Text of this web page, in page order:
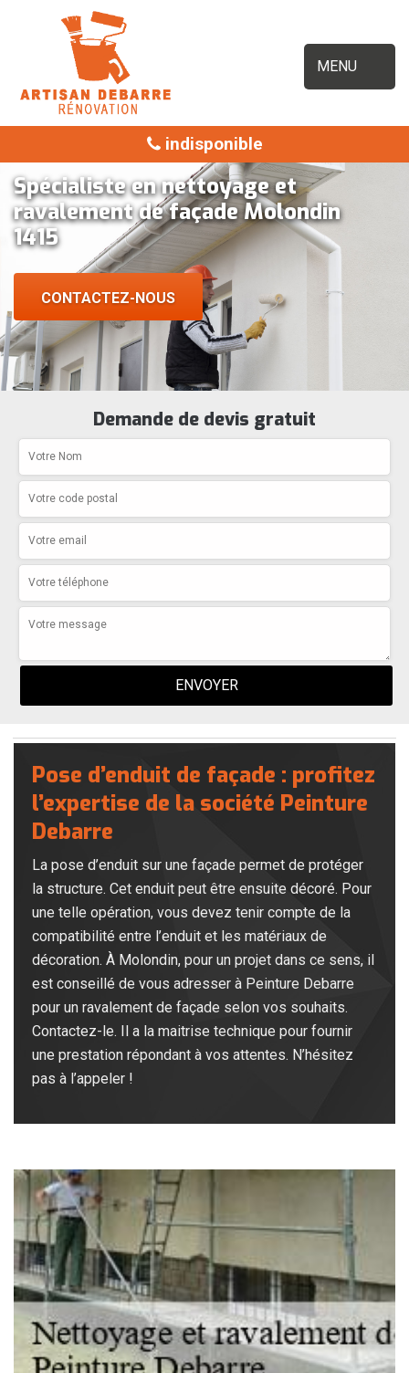
MENU
indisponible
Spécialiste en nettoyage et
ravalement de façade Molondin
1415
CONTACTEZ-NOUS
Demande de devis gratuit
Pose d’enduit de façade : profitez
l’expertise de la société Peinture
Debarre
La pose d’enduit sur une façade permet de protéger
la structure. Cet enduit peut être ensuite décoré. Pour
une telle opération, vous devez tenir compte de la
compatibilité entre l’enduit et les matériaux de
décoration. À Molondin, pour un projet dans ce sens, il
est conseillé de vous adresser à Peinture Debarre
pour un ravalement de façade selon vos souhaits.
Contactez-le. Il a la maitrise technique pour fournir
une prestation répondant à vos attentes. N’hésitez
pas à l’appeler !